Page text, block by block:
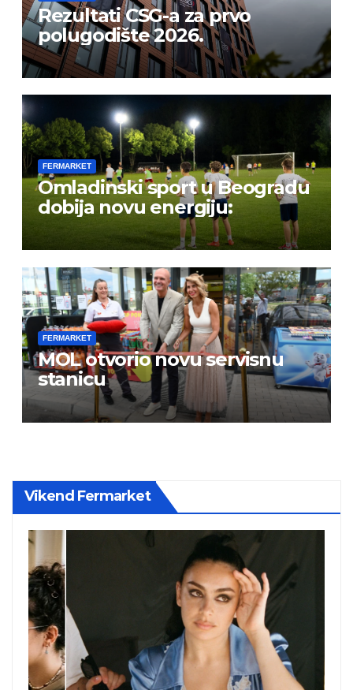
Rezultati CSG-a za prvo
polugodište 2026.
FERMARKET
Omladinski sport u Beogradu
dobija novu energiju:
FERMARKET
MOL otvorio novu servisnu
stanicu
Vikend Fermarket